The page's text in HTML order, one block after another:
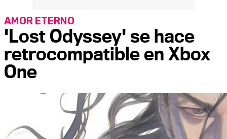
'Lost Odyssey' se hace
retrocompatible en Xbox
One
AMOR ETERNO